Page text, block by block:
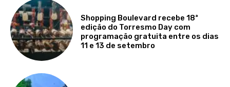
Shopping Boulevard recebe 18ª
edição do Torresmo Day com
programação gratuita entre os dias
11 e 13 de setembro